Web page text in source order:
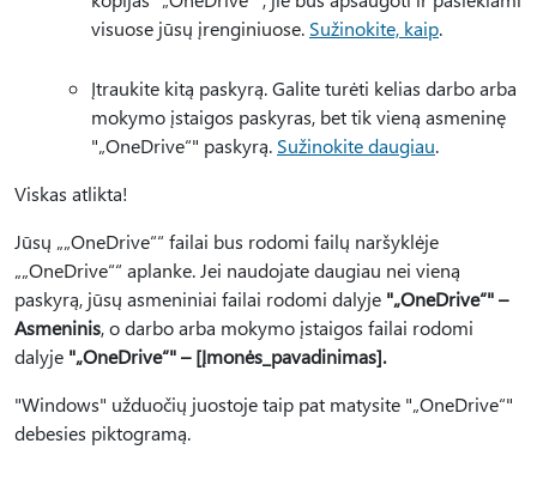
visuose jūsų įrenginiuose. Sužinokite, kaip.
Įtraukite kitą paskyrą. Galite turėti kelias darbo arba
mokymo įstaigos paskyras, bet tik vieną asmeninę
"„OneDrive“" paskyrą. Sužinokite daugiau.
Viskas atlikta!
Jūsų „„OneDrive““ failai bus rodomi failų naršyklėje
„„OneDrive““ aplanke. Jei naudojate daugiau nei vieną
paskyrą, jūsų asmeniniai failai rodomi dalyje "„OneDrive“" –
Asmeninis, o darbo arba mokymo įstaigos failai rodomi
dalyje "„OneDrive“" – [Įmonės_pavadinimas].
"Windows" užduočių juostoje taip pat matysite "„OneDrive“"
debesies piktogramą.